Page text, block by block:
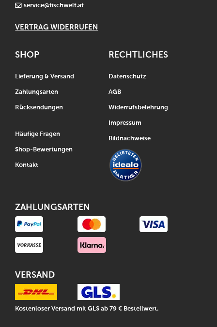
service@tischwelt.at
VERTRAG WIDERRUFEN
SHOP
Lieferung & Versand
Zahlungsarten
Rücksendungen
Häufige Fragen
Shop-Bewertungen
Kontakt
RECHTLICHES
Datenschutz
AGB
Widerrufsbelehrung
Impressum
Bildnachweise
ZAHLUNGSARTEN
VERSAND
Kostenloser Versand mit GLS ab 79 € Bestellwert.